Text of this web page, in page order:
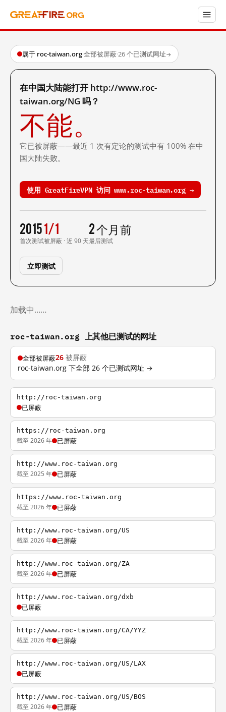
属于 roc-taiwan.org·全部被屏蔽·26 个已测试网址→
在中国大陆能打开 http://www.roc-
taiwan.org/NG 吗？
不能。
它已被屏蔽——最近 1 次有定论的测试中有 100% 在中
国大陆失败。
使用 GreatFireVPN 访问 www.roc-taiwan.org →
2015
首次测试
1/1
被屏蔽 · 近 90 天
2 个月前
最后测试
立即测试
加载中……
roc-taiwan.org 上其他已测试的网址
全部被屏蔽26 被屏蔽
roc-taiwan.org 下全部 26 个已测试网址 →
http://roc-taiwan.org
已屏蔽
https://roc-taiwan.org
截至 2026 年 已屏蔽
http://www.roc-taiwan.org
截至 2025 年 已屏蔽
https://www.roc-taiwan.org
截至 2026 年 已屏蔽
http://www.roc-taiwan.org/US
截至 2026 年 已屏蔽
http://www.roc-taiwan.org/ZA
截至 2026 年 已屏蔽
http://www.roc-taiwan.org/dxb
已屏蔽
http://www.roc-taiwan.org/CA/YYZ
截至 2026 年 已屏蔽
http://www.roc-taiwan.org/US/LAX
已屏蔽
http://www.roc-taiwan.org/US/BOS
截至 2026 年 已屏蔽